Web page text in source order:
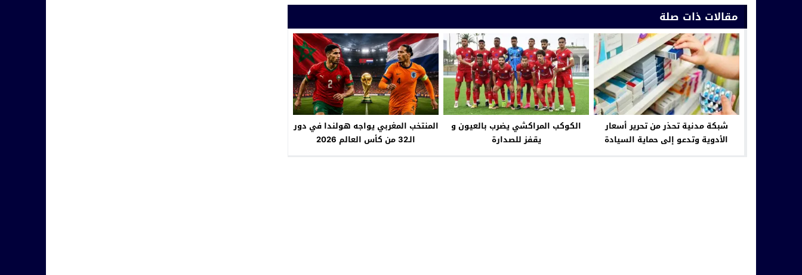
مقالات ذات صلة
شبكة مدنية تحذر من تحرير أسعار
الأدوية وتدعو إلى حماية السيادة
الكوكب المراكشي يضرب بالعيون و
يقفز للصدارة
المنتخب المغربي يواجه هولندا في دور
الـ32 من كأس العالم 2026